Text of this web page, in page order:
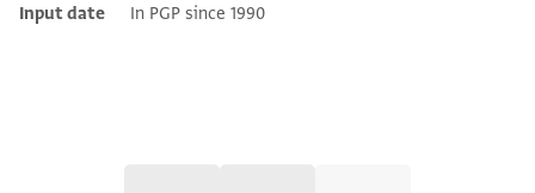
Input date
In PGP since 1990